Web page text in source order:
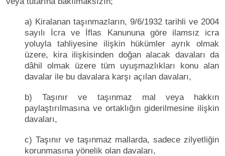
a) Kiralanan taşınmazların, 9/6/1932 tarihli ve 2004
sayılı İcra ve İflas Kanununa göre ilamsız icra
yoluyla tahliyesine ilişkin hükümler ayrık olmak
üzere, kira ilişkisinden doğan alacak davaları da
dâhil olmak üzere tüm uyuşmazlıkları konu alan
davalar ile bu davalara karşı açılan davaları,
b) Taşınır ve taşınmaz mal veya hakkın
paylaştırılmasına ve ortaklığın giderilmesine ilişkin
davaları,
c) Taşınır ve taşınmaz mallarda, sadece zilyetliğin
korunmasına yönelik olan davaları,